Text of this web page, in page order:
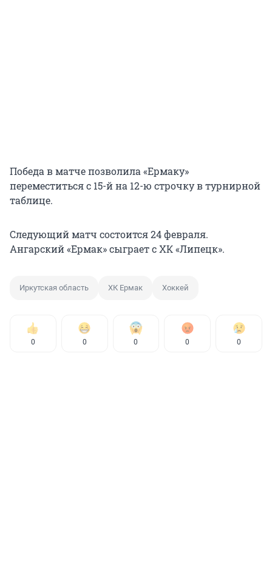
Победа в матче позволила «Ермаку»
переместиться с 15-й на 12-ю строчку в турнирной
таблице.
Следующий матч состоится 24 февраля.
Ангарский «Ермак» сыграет с ХК «Липецк».
Иркутская область ХК Ермак Хоккей
0 0 0 0 0